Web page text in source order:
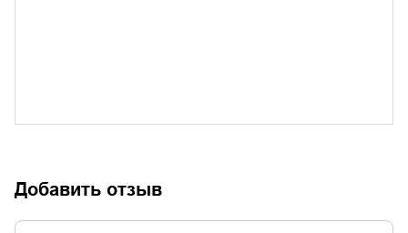
Добавить отзыв